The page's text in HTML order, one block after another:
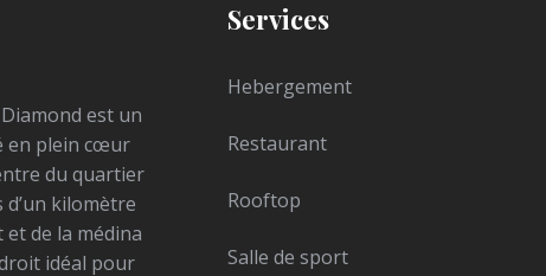
est un
en plein cœur
du quartier
d’un kilomètre
et de la médina
idéal pour
Services
Hebergement
Restaurant
Rooftop
Salle de sport